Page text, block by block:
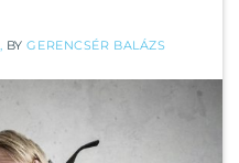
BYGERENCSÉR BALÁZS